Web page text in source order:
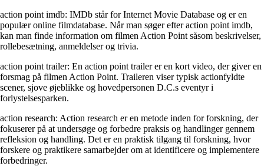
action point imdb: IMDb står for Internet Movie Database og er en
populær online filmdatabase. Når man søger efter action point imdb,
kan man finde information om filmen Action Point såsom beskrivelser,
rollebesætning, anmeldelser og trivia.
action point trailer: En action point trailer er en kort video, der giver en
forsmag på filmen Action Point. Traileren viser typisk actionfyldte
scener, sjove øjeblikke og hovedpersonen D.C.s eventyr i
forlystelsesparken.
action research: Action research er en metode inden for forskning, der
fokuserer på at undersøge og forbedre praksis og handlinger gennem
refleksion og handling. Det er en praktisk tilgang til forskning, hvor
forskere og praktikere samarbejder om at identificere og implementere
forbedringer.